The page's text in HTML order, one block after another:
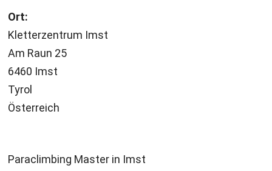
Ort:
Kletterzentrum Imst
Am Raun 25
6460 Imst
Tyrol
Österreich
Paraclimbing Master in Imst